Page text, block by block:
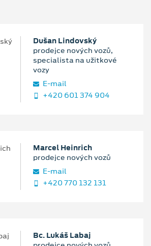
Dušan Lindovský
prodejce nových vozů,
specialista na užitkové
vozy
E‑mail
+420 601 374 904
Marcel Heinrich
prodejce nových vozů
E‑mail
+420 770 132 131
Bc. Lukáš Labaj